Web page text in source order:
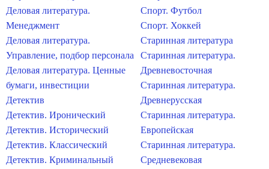
Деловая литература.
Менеджмент
Деловая литература.
Управление, подбор персонала
Деловая литература. Ценные
бумаги, инвестиции
Детектив
Детектив. Иронический
Детектив. Исторический
Детектив. Классический
Детектив. Криминальный
Спорт. Футбол
Спорт. Хоккей
Старинная литература
Старинная литература.
Древневосточная
Старинная литература.
Древнерусская
Старинная литература.
Европейская
Старинная литература.
Средневековая